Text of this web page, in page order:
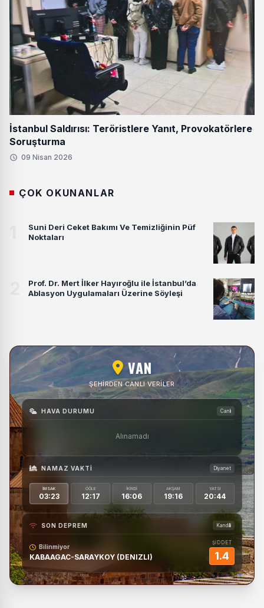
İstanbul Saldırısı: Teröristlere Yanıt, Provokatörlere
Soruşturma
09 Nisan 2026
ÇOK OKUNANLAR
Suni Deri Ceket Bakımı Ve Temizliğinin Püf
Noktaları
Prof. Dr. Mert İlker Hayıroğlu ile İstanbul’da
Ablasyon Uygulamaları Üzerine Söyleşi
VAN
ŞEHIRDEN CANLI VERILER
HAVA DURUMU Canlı
Alınamadı
NAMAZ VAKTI Diyanet
İMSAK
03:23
ÖĞLE
12:17
İKINDI
16:06
AKŞAM
19:16
YATSI
20:44
SON DEPREM Kandilli
Bilinmiyor
KABAAGAC-SARAYKOY (DENIZLI)
ŞİDDET
1.4